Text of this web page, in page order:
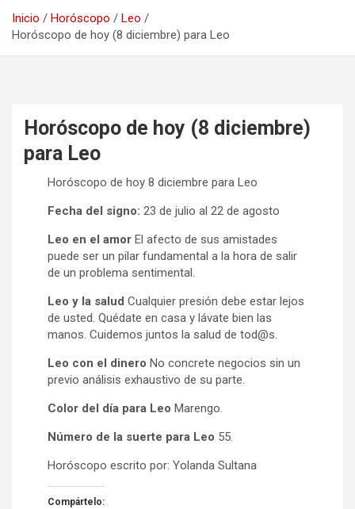
Inicio Horóscopo
Leo
Horóscopo de hoy (8 diciembre) para Leo
Horóscopo de hoy (8 diciembre)
para Leo
Horóscopo de hoy 8 diciembre para Leo
Fecha del signo: 23 de julio al 22 de agosto
Leo en el amor El afecto de sus amistades
puede ser un pilar fundamental a la hora de salir
de un problema sentimental.
Leo y la salud Cualquier presión debe estar lejos
de usted. Quédate en casa y lávate bien las
manos. Cuidemos juntos la salud de tod@s.
Leo con el dinero No concrete negocios sin un
previo análisis exhaustivo de su parte.
Color del día para Leo Marengo.
Número de la suerte para Leo 55.
Horóscopo escrito por: Yolanda Sultana
Compártelo: